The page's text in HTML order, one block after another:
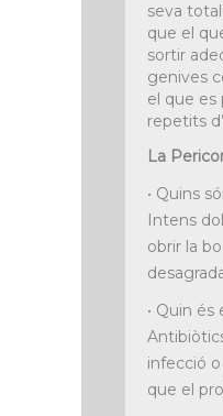
seva
que el
sortir
genives
el que es
repetits
La
• Quins
Intens
obrir la
• Quin
infecció
que el